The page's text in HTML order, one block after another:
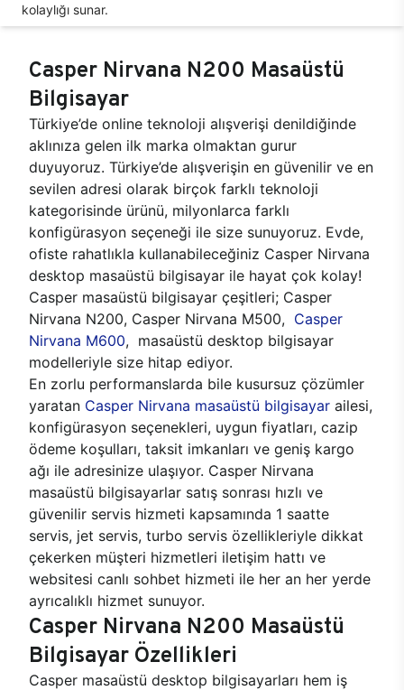
kolaylığı sunar.
Casper Nirvana N200 Masaüstü
Bilgisayar
Türkiye’de online teknoloji alışverişi denildiğinde
aklınıza gelen ilk marka olmaktan gurur
duyuyoruz. Türkiye’de alışverişin en güvenilir ve en
sevilen adresi olarak birçok farklı teknoloji
kategorisinde ürünü, milyonlarca farklı
konfigürasyon seçeneği ile size sunuyoruz. Evde,
ofiste rahatlıkla kullanabileceğiniz Casper Nirvana
desktop masaüstü bilgisayar ile hayat çok kolay!
Casper masaüstü bilgisayar çeşitleri; Casper
Nirvana N200, Casper Nirvana M500, Casper
Nirvana M600, masaüstü desktop bilgisayar
modelleriyle size hitap ediyor.
En zorlu performanslarda bile kusursuz çözümler
yaratan Casper Nirvana masaüstü bilgisayar ailesi,
konfigürasyon seçenekleri, uygun fiyatları, cazip
ödeme koşulları, taksit imkanları ve geniş kargo
ağı ile adresinize ulaşıyor. Casper Nirvana
masaüstü bilgisayarlar satış sonrası hızlı ve
güvenilir servis hizmeti kapsamında 1 saatte
servis, jet servis, turbo servis özellikleriyle dikkat
çekerken müşteri hizmetleri iletişim hattı ve
websitesi canlı sohbet hizmeti ile her an her yerde
ayrıcalıklı hizmet sunuyor.
Casper Nirvana N200 Masaüstü
Bilgisayar Özellikleri
Casper masaüstü desktop bilgisayarları hem iş